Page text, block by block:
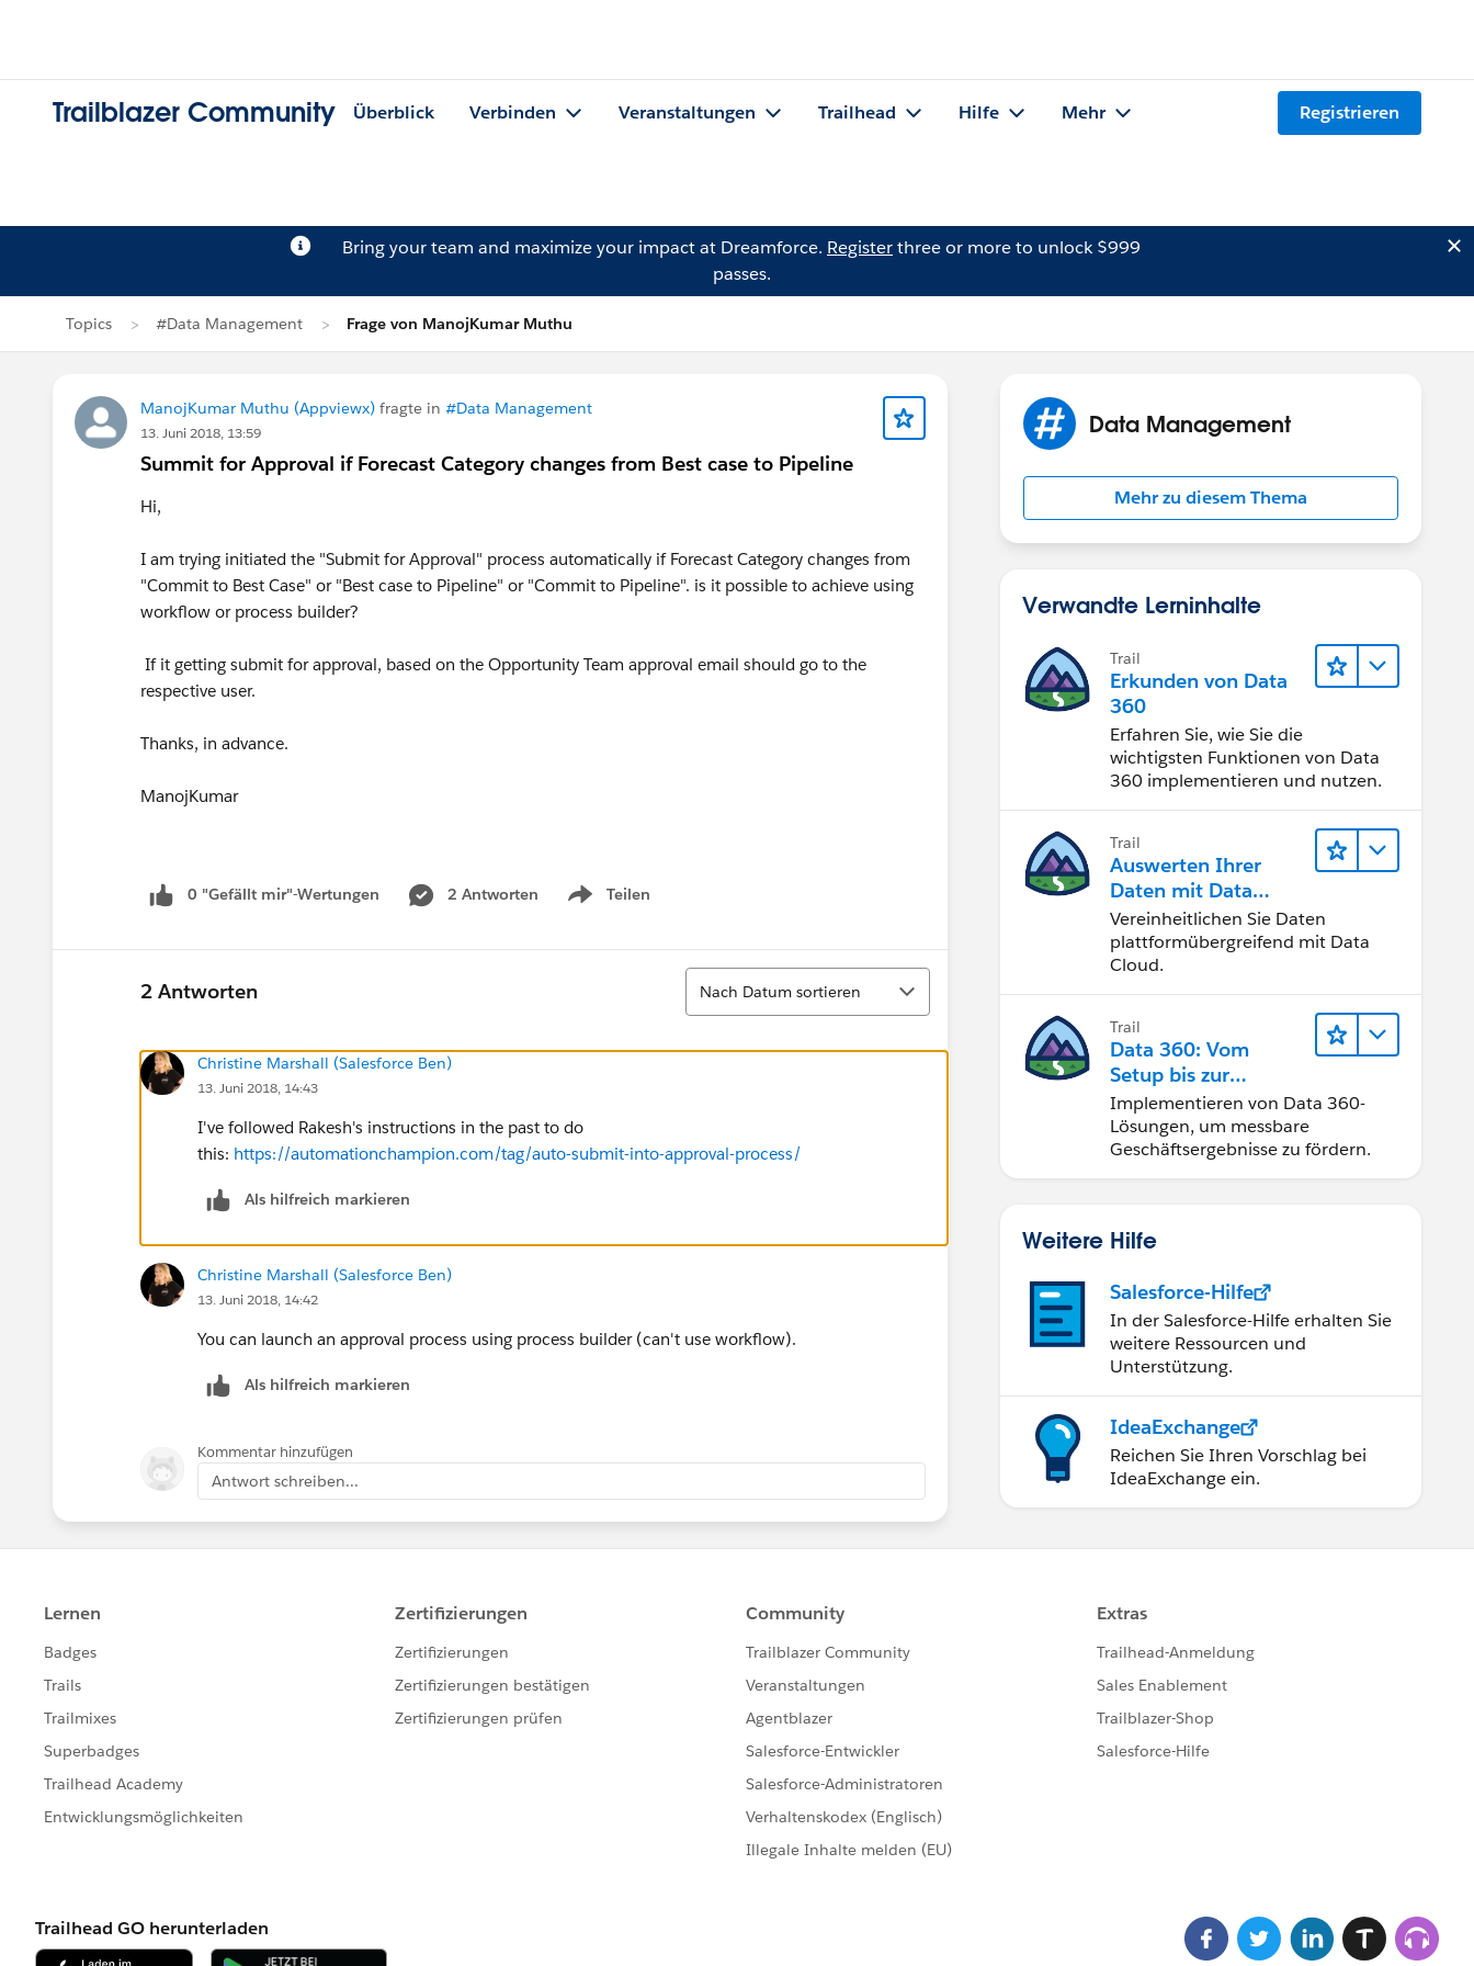
Trailblazer Community Überblick Verbinden Veranstaltungen Trailhead Hilfe Mehr Registrieren
Bring your team and maximize your impact at Dreamforce. Registerthree or more to unlock $999
passes.
Topics #Data Management Frage von ManojKumar Muthu
ManojKumar Muthu (Appviewx) fragte in #Data Management
13. Juni 2018, 13:59
Summit for Approval if Forecast Category changes from Best case to Pipeline
Hi,
I am trying initiated the "Submit for Approval" process automatically if Forecast Category changes from
"Commit to Best Case" or "Best case to Pipeline" or "Commit to Pipeline". is it possible to achieve using
workflow or process builder?
If it getting submit for approval, based on the Opportunity Team approval email should go to the
respective user.
Thanks, in advance.
ManojKumar
0 "Gefällt mir"-Wertungen 2 Antworten Teilen
Show menu
2 Antworten
Sortieren
Nach Datum sortieren
Christine Marshall (Salesforce Ben)
13. Juni 2018, 14:43
I've followed Rakesh's instructions in the past to do
this: https://automationchampion.com/tag/auto-submit-into-approval-process/
Als hilfreich markieren
Christine Marshall (Salesforce Ben)
13. Juni 2018, 14:42
You can launch an approval process using process builder (can't use workflow).
Als hilfreich markieren
Kommentar hinzufügen
Antwort schreiben...
Data Management
Mehr zu diesem Thema
Verwandte Lerninhalte
Trail
Erkunden von Data
360
Erfahren Sie, wie Sie die
wichtigsten Funktionen von Data
360 implementieren und nutzen.
Trail
Auswerten Ihrer
Daten mit Data
Cloud
Vereinheitlichen Sie Daten
plattformübergreifend mit Data
Cloud.
Trail
Data 360: Vom
Setup bis zur
Aktivierung
Implementieren von Data 360-
Lösungen, um messbare
Geschäftsergebnisse zu fördern.
Weitere Hilfe
Salesforce-Hilfe
In der Salesforce-Hilfe erhalten Sie
weitere Ressourcen und
Unterstützung.
IdeaExchange
Reichen Sie Ihren Vorschlag bei
IdeaExchange ein.